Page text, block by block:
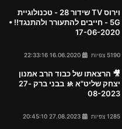
וירוס TV שידור 28 - טכנולוגיית
5G - חייבים להתעורר ולהתנגד!! •
17-06-2020
5190 צפיות
🎥 הרצאתו של כבוד הרב אמנון
יצחק שליט"א 🚸 בבני ברק 27-
08-2023
1285 צפיות